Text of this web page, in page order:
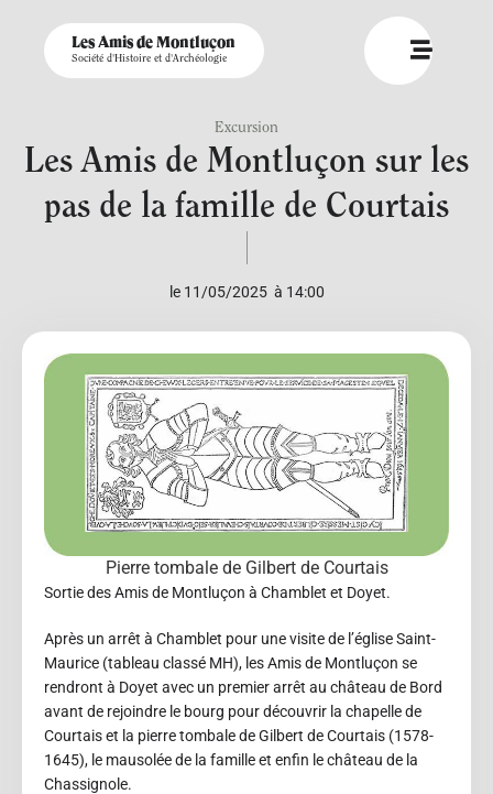
Les Amis de Montluçon
Société d'Histoire et d'Archéologie
Excursion
Les Amis de Montluçon sur les
pas de la famille de Courtais
le 11/05/2025 à 14:00
Pierre tombale de Gilbert de Courtais
Sortie des Amis de Montluçon à Chamblet et Doyet.
Après un arrêt à Chamblet pour une visite de l’église Saint-
Maurice (tableau classé MH), les Amis de Montluçon se
rendront à Doyet avec un premier arrêt au château de Bord
avant de rejoindre le bourg pour découvrir la chapelle de
Courtais et la pierre tombale de Gilbert de Courtais (1578-
1645), le mausolée de la famille et enfin le château de la
Chassignole.